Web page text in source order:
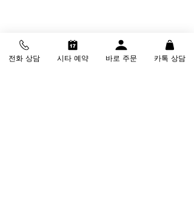
마지막 마쓰구골프 매장을 떠나시기 전, 농
구 스타 김동광님에게 골프는 어떤 의미가
전화 상담 시타 예약 바로 주문 카톡 상담